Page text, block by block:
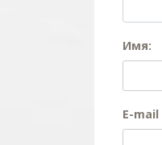
Имя:
E-mail